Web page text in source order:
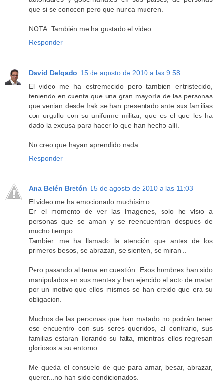
que si se conocen pero que nunca mueren.
NOTA: También me ha gustado el video.
Responder
David Delgado 15 de agosto de 2010 a las 9:58
El video me ha estremecido pero tambien entristecido,
teniendo en cuenta que una gran mayoría de las personas
que venian desde Irak se han presentado ante sus familias
con orgullo con su uniforme militar, que es el que les ha
dado la excusa para hacer lo que han hecho allí.
No creo que hayan aprendido nada...
Responder
Ana Belén Bretón 15 de agosto de 2010 a las 11:03
El video me ha emocionado muchísimo.
En el momento de ver las imagenes, solo he visto a
personas que se aman y se reencuentran despues de
mucho tiempo.
Tambien me ha llamado la atención que antes de los
primeros besos, se abrazan, se sienten, se miran...
Pero pasando al tema en cuestión. Esos hombres han sido
manipulados en sus mentes y han ejercido el acto de matar
por un motivo que ellos mismos se han creido que era su
obligación.
Muchos de las personas que han matado no podrán tener
ese encuentro con sus seres queridos, al contrario, sus
familias estaran llorando su falta, mientras ellos regresan
gloriosos a su entorno.
Me queda el consuelo de que para amar, besar, abrazar,
querer...no han sido condicionados.